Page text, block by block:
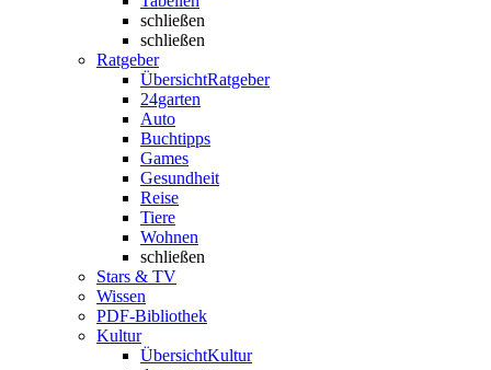
schließen
schließen
Ratgeber
ÜbersichtRatgeber
24garten
Auto
Buchtipps
Games
Gesundheit
Reise
Tiere
Wohnen
schließen
Stars & TV
Wissen
PDF-Bibliothek
Kultur
ÜbersichtKultur